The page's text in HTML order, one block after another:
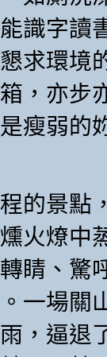
識字讀
求環境
，亦步
瘦弱的
的景點
火燎中
睛、驚
一場關
，逼退